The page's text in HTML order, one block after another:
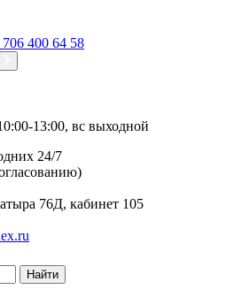
400 64 58
13:00, вс выходной
24/7
76Д, кабинет 105
Найти